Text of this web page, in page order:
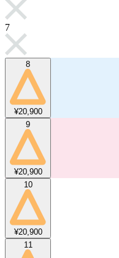
7
8
¥20,900
9
¥20,900
10
¥20,900
11